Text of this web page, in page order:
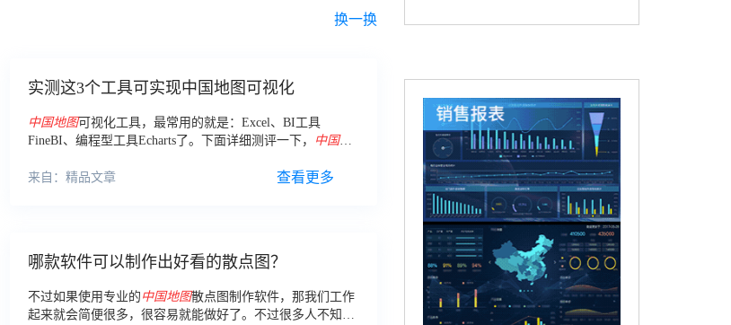
换一换
实测这3个工具可实现中国地图可视化
中国地图可视化工具，最常用的就是：Excel、BI工具
FineBI、编程型工具Echarts了。下面详细测评一下，
中国地
来自：精品文章
查看更多
哪款软件可以制作出好看的散点图？
不过如果使用专业的 中国地图散点图制作软件，那我们工作
起来就会简便很多，很容易就能做好了。不过很多人不知道